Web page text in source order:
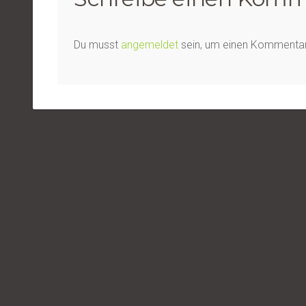
Du musst angemeldet sein, um einen